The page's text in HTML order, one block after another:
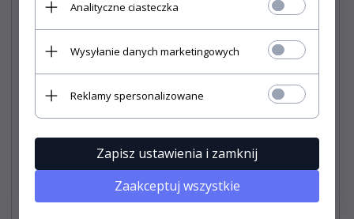
161,90PLN*
Analityczne ciasteczka
Wysyłanie danych marketingowych
Reklamy spersonalizowane
Zapisz ustawienia i zamknij
Zaakceptuj wszystkie